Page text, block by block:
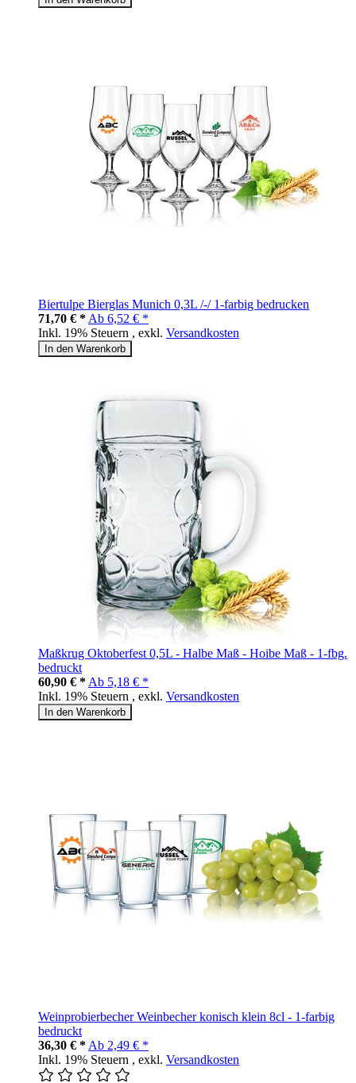
Biertulpe Bierglas Munich 0,3L /-/ 1-farbig bedrucken
71,70 € * Ab 6,52 € *
Inkl. 19% Steuern , exkl. Versandkosten
In den Warenkorb
Maßkrug Oktoberfest 0,5L - Halbe Maß - Hoibe Maß - 1-fbg.
bedruckt
60,90 € * Ab 5,18 € *
Inkl. 19% Steuern , exkl. Versandkosten
In den Warenkorb
Weinprobierbecher Weinbecher konisch klein 8cl - 1-farbig
bedruckt
36,30 € * Ab 2,49 € *
Inkl. 19% Steuern , exkl. Versandkosten